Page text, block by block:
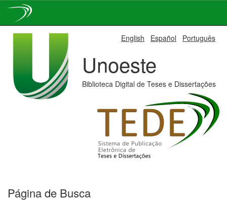
English Español Português
Unoeste
Biblioteca Digital de Teses e Dissertações
Página de Busca